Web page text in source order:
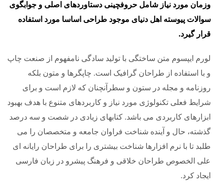
وزمان مورد نیاز شامل حروفچینی دستاوردهای اصلی و جوابگوی
سوالات پیوسته اهل دنیای موجود طراحی اساسا مورد استفاده
قرار گیرد.
لورم ایپسوم متن ساختگی با تولید سادگی نامفهوم از صنعت چاپ
و با استفاده از طراحان گرافیک است. چاپگرها و متون بلکه
روزنامه و مجله در ستون و سطرآنچنان که لازم است و برای
شرایط فعلی تکنولوژی مورد نیاز و کاربردهای متنوع با هدف بهبود
ابزارهای کاربردی می باشد. کتابهای زیادی در شصت و سه درصد
گذشته، حال و آینده شناخت فراوان جامعه و متخصصان را می
طلبد تا با نرم افزارها شناخت بیشتری را برای طراحان رایانه ای
علی الخصوص طراحان خلاقی و فرهنگ پیشرو در زبان فارسی
ایجاد کرد.